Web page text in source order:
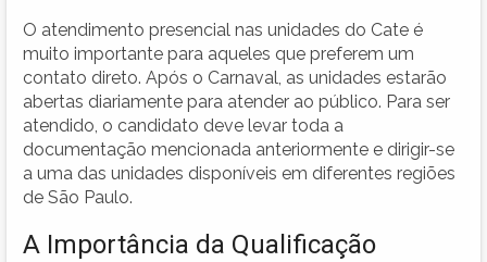
O atendimento presencial nas unidades do Cate é
muito importante para aqueles que preferem um
contato direto. Após o Carnaval, as unidades estarão
abertas diariamente para atender ao público. Para ser
atendido, o candidato deve levar toda a
documentação mencionada anteriormente e dirigir-se
a uma das unidades disponíveis em diferentes regiões
de São Paulo.
A Importância da Qualificação